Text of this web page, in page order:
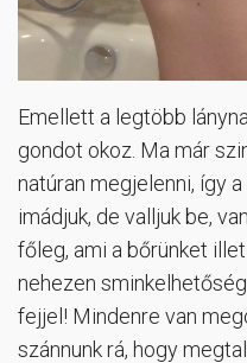
Emellett a legtöbb
gondot okoz. Ma már
natúran megjelenni, így
imádjuk, de valljuk be,
főleg, ami a bőrünket
nehezen
fejjel! Mindenre van
szánnunk rá, hogy